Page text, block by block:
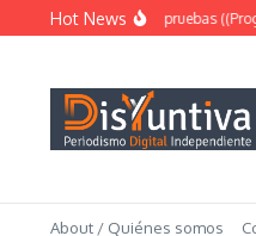
Saltar al contenido
Hot News
Abundantes pruebas
About / Quiénes somos